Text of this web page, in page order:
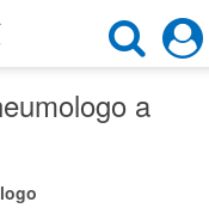
×
×
a